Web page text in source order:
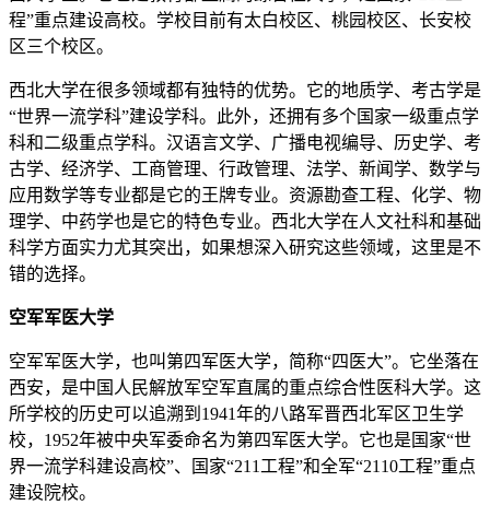
程”重点建设高校。学校目前有太白校区、桃园校区、长安校
区三个校区。
西北大学在很多领域都有独特的优势。它的地质学、考古学是
“世界一流学科”建设学科。此外，还拥有多个国家一级重点学
科和二级重点学科。汉语言文学、广播电视编导、历史学、考
古学、经济学、工商管理、行政管理、法学、新闻学、数学与
应用数学等专业都是它的王牌专业。资源勘查工程、化学、物
理学、中药学也是它的特色专业。西北大学在人文社科和基础
科学方面实力尤其突出，如果想深入研究这些领域，这里是不
错的选择。
空军军医大学
空军军医大学，也叫第四军医大学，简称“四医大”。它坐落在
西安，是中国人民解放军空军直属的重点综合性医科大学。这
所学校的历史可以追溯到1941年的八路军晋西北军区卫生学
校，1952年被中央军委命名为第四军医大学。它也是国家“世
界一流学科建设高校”、国家“211工程”和全军“2110工程”重点
建设院校。